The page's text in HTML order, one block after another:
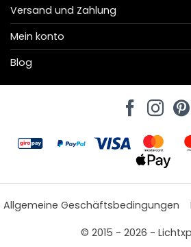
Versand und Zahlung
Mein konto
Blog
Allgemeine Geschäftsbedingungen
© 2015 - 2026 -